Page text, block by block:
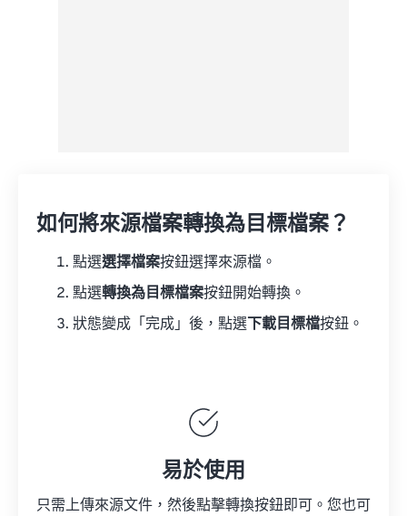
如何將來源檔案轉換為目標檔案？
點選選擇檔案按鈕選擇來源檔。
點選轉換為目標檔案按鈕開始轉換。
狀態變成「完成」後，點選 下載目標檔按鈕。
易於使用
只需上傳來源文件，然後點擊轉換按鈕即可。您也可